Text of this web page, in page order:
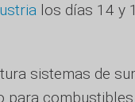
los días 14 y
sistemas de